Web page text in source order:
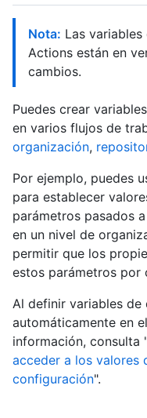
Nota: Las
Actions están en
cambios.
Puedes crear
en varios flujos de
organización,
Por ejemplo, puedes
para establecer
parámetros pasados
en un nivel de
permitir que los
estos parámetros por
Al definir variables
automáticamente en
información, consulta
acceder a los valores
configuración".